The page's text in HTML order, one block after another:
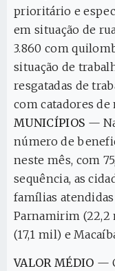
prioritário e
em situação de
3.860 com
situação de
resgatadas de
com catadores
MUNICÍPIOS —
número de
neste mês, com
sequência, as
famílias
Parnamirim (22,2
(17,1 mil) e
VALOR MÉDIO —